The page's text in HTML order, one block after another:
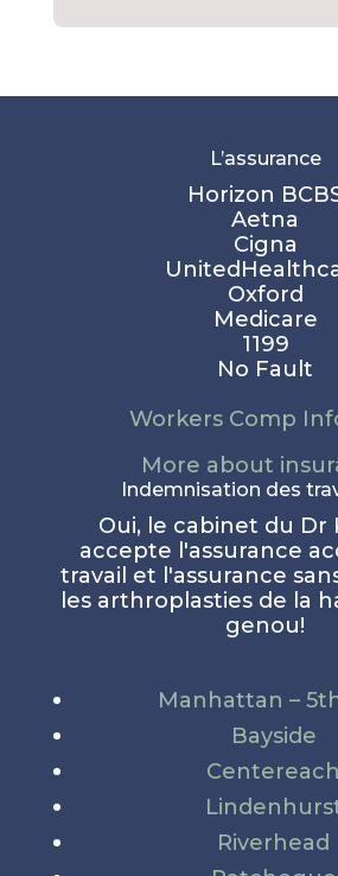
L’assurance
Horizon
Aetna
Cigna
Oxford
Medicare
1199
No Fault
Workers Comp
More about
Indemnisation des
Oui, le cabinet du Dr
accepte l'assurance
travail et l'assurance
les arthroplasties de la
genou!
Manhattan –
Bayside
Centereach
Riverhead